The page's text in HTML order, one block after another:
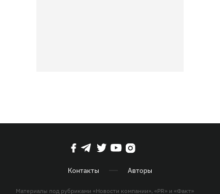
Контакты Авторы
Материалы под рубриками «Новости компании», «PR» и «Факт»